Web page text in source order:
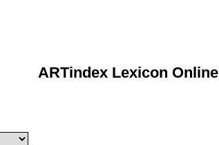
ARTindex Lexicon Online